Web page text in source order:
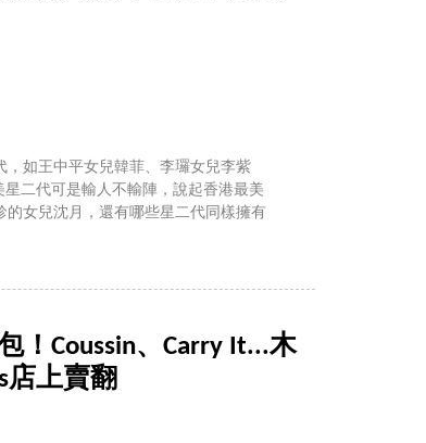
如王中平女兒韓菲、李㼈女兒李紫
二代可是輸人不輸陣，說起香港最美
女兒沈月，還有哪些星二代同樣擁有
！Coussin、Carry It...木
店上賣翻